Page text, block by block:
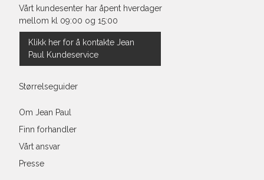
Vårt kundesenter har åpent hverdager
mellom kl 09:00 og 15:00
Klikk her for å kontakte Jean
Paul Kundeservice
Størrelseguider
Om Jean Paul
Finn forhandler
Vårt ansvar
Presse